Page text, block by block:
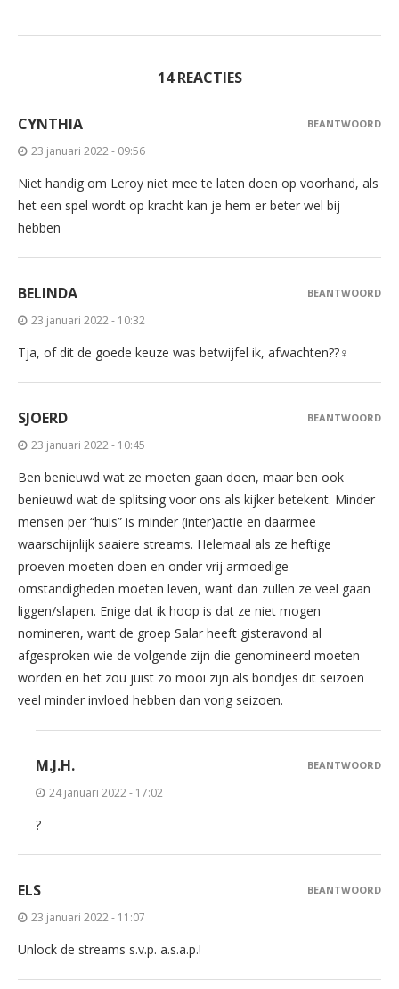
14 REACTIES
CYNTHIA
23 januari 2022 - 09:56
Niet handig om Leroy niet mee te laten doen op voorhand, als
het een spel wordt op kracht kan je hem er beter wel bij
hebben
BEANTWOORD
BELINDA
23 januari 2022 - 10:32
Tja, of dit de goede keuze was betwijfel ik, afwachten??‍♀️
BEANTWOORD
SJOERD
23 januari 2022 - 10:45
Ben benieuwd wat ze moeten gaan doen, maar ben ook
benieuwd wat de splitsing voor ons als kijker betekent. Minder
mensen per “huis” is minder (inter)actie en daarmee
waarschijnlijk saaiere streams. Helemaal als ze heftige
proeven moeten doen en onder vrij armoedige
omstandigheden moeten leven, want dan zullen ze veel gaan
liggen/slapen. Enige dat ik hoop is dat ze niet mogen
nomineren, want de groep Salar heeft gisteravond al
afgesproken wie de volgende zijn die genomineerd moeten
worden en het zou juist zo mooi zijn als bondjes dit seizoen
veel minder invloed hebben dan vorig seizoen.
BEANTWOORD
M.J.H.
24 januari 2022 - 17:02
?
BEANTWOORD
ELS
23 januari 2022 - 11:07
Unlock de streams s.v.p. a.s.a.p.!
BEANTWOORD